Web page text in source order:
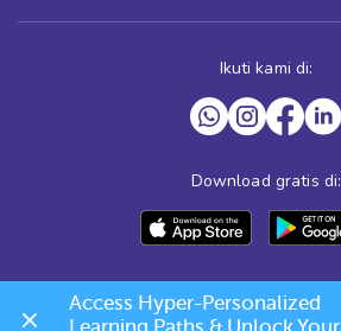
Ikuti kami di:
Download gratis di:
Access Hyper-Personalized